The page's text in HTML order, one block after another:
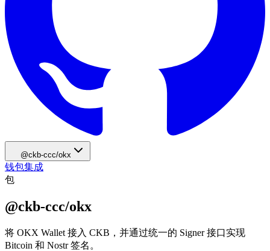
@ckb-ccc/okx
钱包集成
包
@ckb-ccc/okx
将 OKX Wallet 接入 CKB，并通过统一的 Signer 接口实现
Bitcoin 和 Nostr 签名。